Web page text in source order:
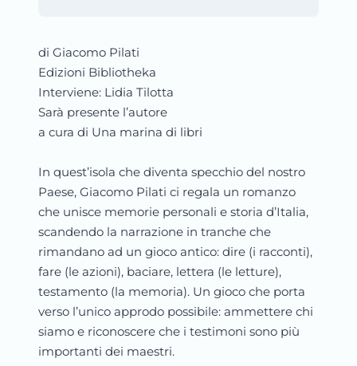
di Giacomo Pilati
Edizioni Bibliotheka
Interviene: Lidia Tilotta
Sarà presente l’autore
a cura di Una marina di libri
In quest’isola che diventa specchio del nostro
Paese, Giacomo Pilati ci regala un romanzo
che unisce memorie personali e storia d’Italia,
scandendo la narrazione in tranche che
rimandano ad un gioco antico: dire (i racconti),
fare (le azioni), baciare, lettera (le letture),
testamento (la memoria). Un gioco che porta
verso l’unico approdo possibile: ammettere chi
siamo e riconoscere che i testimoni sono più
importanti dei maestri.